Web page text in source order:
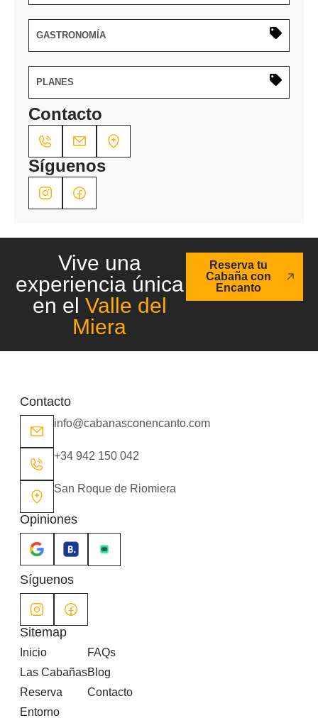
GASTRONOMÍA
PLANES
Contacto
Síguenos
Vive una
experiencia única
en el Valle del
Miera
Reserva tu
Cabaña con
Encanto
Contacto
info@cabanasconencanto.com
+34 942 150 042
San Roque de Riomiera
Opiniones
Síguenos
Sitemap
Inicio
Las Cabañas
Reserva
Entorno
FAQs
Blog
Contacto